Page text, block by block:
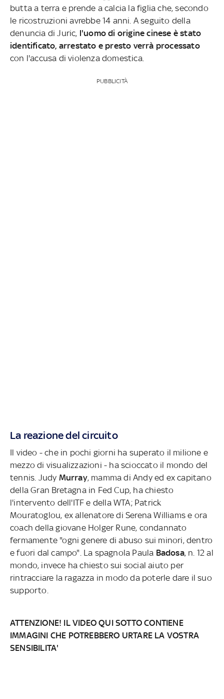
butta a terra e prende a calcia la figlia che, secondo
le ricostruzioni avrebbe 14 anni. A seguito della
denuncia di Juric, l'uomo di origine cinese è stato
identificato, arrestato e presto verrà processato
con l'accusa di violenza domestica.
PUBBLICITÀ
La reazione del circuito
Il video - che in pochi giorni ha superato il milione e
mezzo di visualizzazioni - ha scioccato il mondo del
tennis. Judy Murray, mamma di Andy ed ex capitano
della Gran Bretagna in Fed Cup, ha chiesto
l'intervento dell'ITF e della WTA; Patrick
Mouratoglou, ex allenatore di Serena Williams e ora
coach della giovane Holger Rune, condannato
fermamente "ogni genere di abuso sui minori, dentro
e fuori dal campo". La spagnola Paula Badosa, n. 12 al
mondo, invece ha chiesto sui social aiuto per
rintracciare la ragazza in modo da poterle dare il suo
supporto.
ATTENZIONE! IL VIDEO QUI SOTTO CONTIENE
IMMAGINI CHE POTREBBERO URTARE LA VOSTRA
SENSIBILITA'